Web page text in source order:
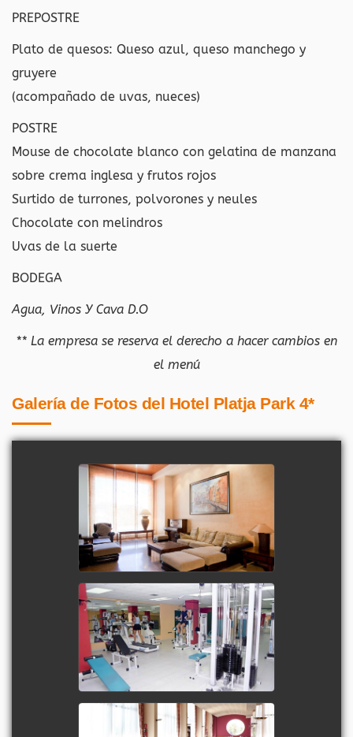
PREPOSTRE
Plato de quesos: Queso azul, queso manchego y
gruyere
(acompañado de uvas, nueces)
POSTRE
Mouse de chocolate blanco con gelatina de manzana
sobre crema inglesa y frutos rojos
Surtido de turrones, polvorones y neules
Chocolate con melindros
Uvas de la suerte
BODEGA
Agua, Vinos Y Cava D.O
** La empresa se reserva el derecho a hacer cambios en
el menú
Galería de Fotos del Hotel Platja Park 4*